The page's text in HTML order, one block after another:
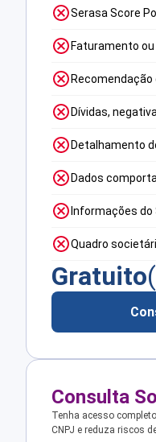
Serasa Score
Faturamento
Dívidas,
Detalhamento
Dados
Informações do
Quadro
Gratuito
Consulta
Tenha acesso
CNPJ e reduza riscos